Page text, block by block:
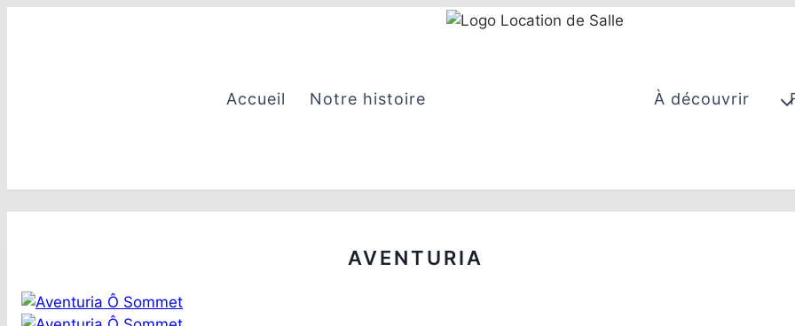
Accueil Notre histoire À découvrir
AVENTURIA